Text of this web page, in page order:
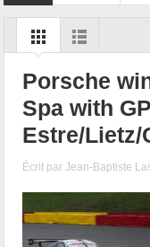
Porsche
Spa with
Estre/Lietz/
Écrit parJean-Baptiste